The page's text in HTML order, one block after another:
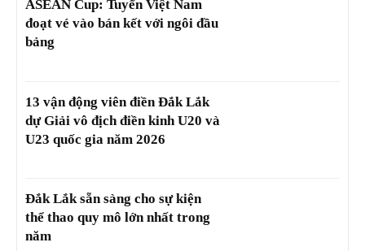
ASEAN Cup: Tuyển Việt Nam
đoạt vé vào bán kết với ngôi đầu
bảng
13 vận động viên điền Đắk Lắk
dự Giải vô địch điền kinh U20 và
U23 quốc gia năm 2026
Đắk Lắk sẵn sàng cho sự kiện
thể thao quy mô lớn nhất trong
năm